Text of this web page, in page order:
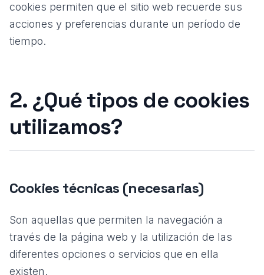
cookies permiten que el sitio web recuerde sus
acciones y preferencias durante un período de
tiempo.
2. ¿Qué tipos de cookies
utilizamos?
Cookies técnicas (necesarias)
Son aquellas que permiten la navegación a
través de la página web y la utilización de las
diferentes opciones o servicios que en ella
existen.